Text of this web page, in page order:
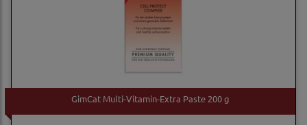
GimCat Multi-Vitamin-Extra Paste 200 g